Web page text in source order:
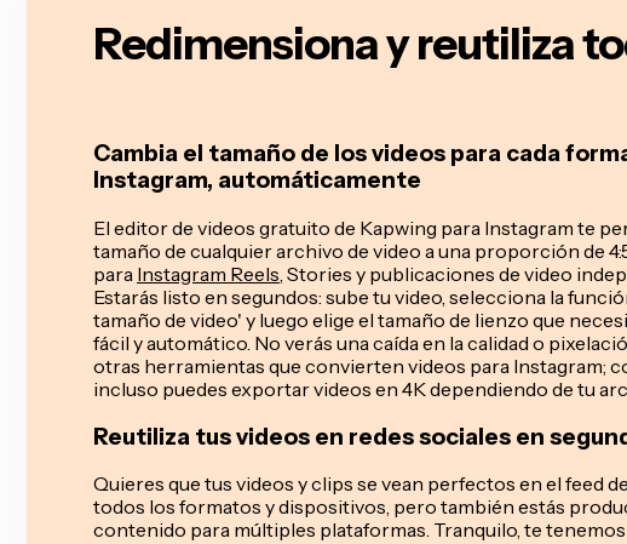
Redimensiona y reutiliza
Cambia el tamaño de los videos para cada
Instagram, automáticamente
El editor de videos gratuito de Kapwing para Instagram te
tamaño de cualquier archivo de video a una proporción de
para Instagram Reels , Stories y publicaciones de video
Estarás listo en segundos: sube tu video, selecciona la
tamaño de video' y luego elige el tamaño de lienzo que
fácil y automático. No verás una caída en la calidad o
otras herramientas que convierten videos para Instagram;
incluso puedes exportar videos en 4K dependiendo de tu
Reutiliza tus videos en redes sociales en
Quieres que tus videos y clips se vean perfectos en el feed
todos los formatos y dispositivos, pero también estás
contenido para múltiples plataformas. Tranquilo, te